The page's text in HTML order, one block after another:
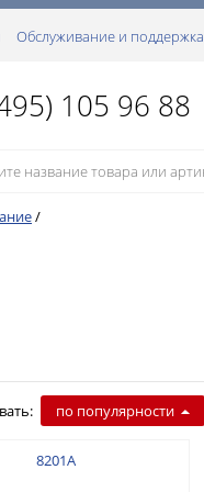
Обслуживание и поддержка
105 96 88
/
по популярности
8201A